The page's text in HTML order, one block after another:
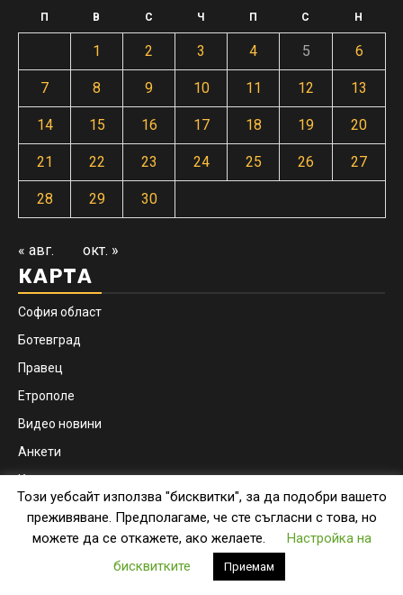
П В С Ч П С Н
1 2 3 4 5 6
7 8 9 10 11 12 13
14 15 16 17 18 19 20
21 22 23 24 25 26 27
28 29 30
« авг. окт. »
КАРТА
София област
Ботевград
Правец
Етрополе
Видео новини
Анкети
Контакти
Copyright © botevgrad.news | New Media Info Ltd
Newsphere by AF themes.
Този уебсайт използва "бисквитки", за да подобри вашето
преживяване. Предполагаме, че сте съгласни с това, но
можете да се откажете, ако желаете.
Настройка на
бисквитките
Приемам